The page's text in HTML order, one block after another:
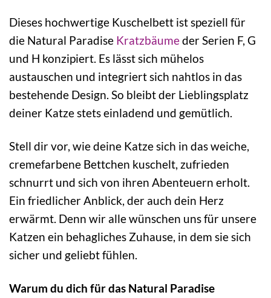
Dieses hochwertige Kuschelbett ist speziell für
die Natural Paradise Kratzbäumeder Serien F, G
und H konzipiert. Es lässt sich mühelos
austauschen und integriert sich nahtlos in das
bestehende Design. So bleibt der Lieblingsplatz
deiner Katze stets einladend und gemütlich.
Stell dir vor, wie deine Katze sich in das weiche,
cremefarbene Bettchen kuschelt, zufrieden
schnurrt und sich von ihren Abenteuern erholt.
Ein friedlicher Anblick, der auch dein Herz
erwärmt. Denn wir alle wünschen uns für unsere
Katzen ein behagliches Zuhause, in dem sie sich
sicher und geliebt fühlen.
Warum du dich für das Natural Paradise